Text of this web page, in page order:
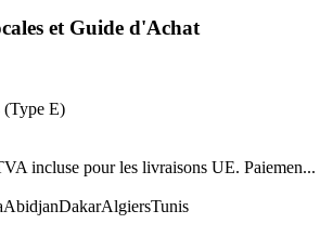
et Guide d'Achat
E)
incluse pour les livraisons UE. Paiemen...
AbidjanDakarAlgiersTunis